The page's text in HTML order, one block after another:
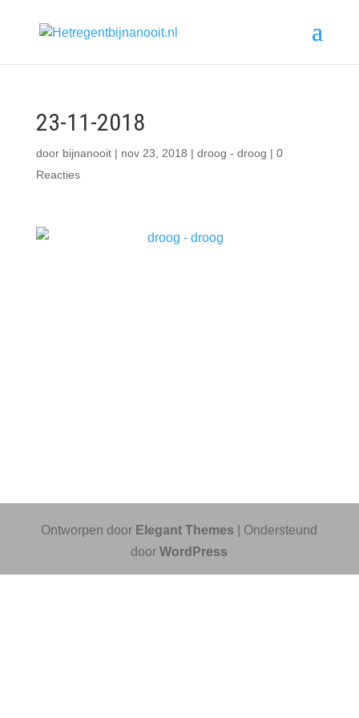
23-11-2018
door bijnanooit| nov 23, 2018 | droog - droog | 0
Reacties
Ontworpen door Elegant Themes | Ondersteund
doorWordPress